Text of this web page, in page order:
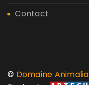
Contact
© Domaine